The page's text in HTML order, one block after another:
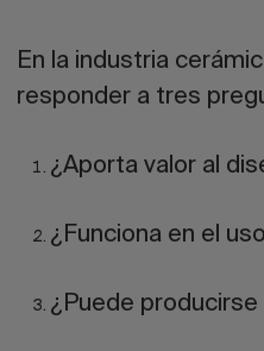
En la industria
responder a tres
¿Aporta valor al
¿Funciona en el
¿Puede